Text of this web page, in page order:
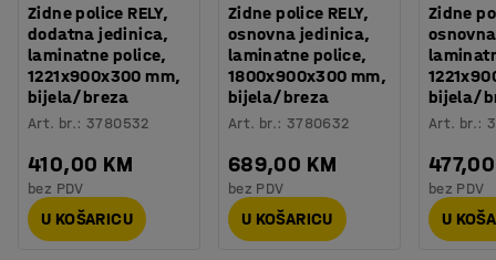
Zidne police RELY,
dodatna jedinica,
laminatne police,
1221x900x300 mm,
bijela/breza
Art. br.:3780532
410,00 KM
bez PDV
U KOŠARICU
Zidne police RELY,
osnovna jedinica,
laminatne police,
1800x900x300 mm,
bijela/breza
Art. br.: 3780632
689,00 KM
bez PDV
U KOŠARICU
Zidne
bijela/
Art. br.:
bez PDV
U